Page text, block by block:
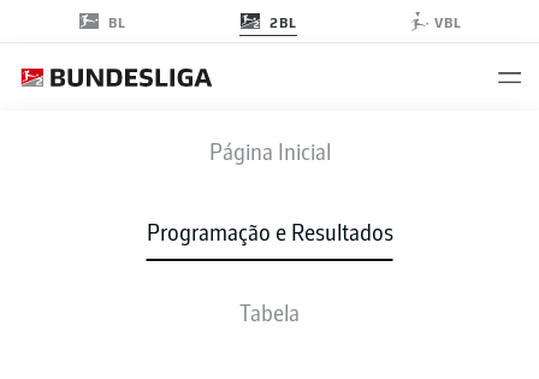
BL 2BL VBL
Página Inicial
Programação e Resultados
Tabela
SGF HSV
1 1
ESCALAÇÕES